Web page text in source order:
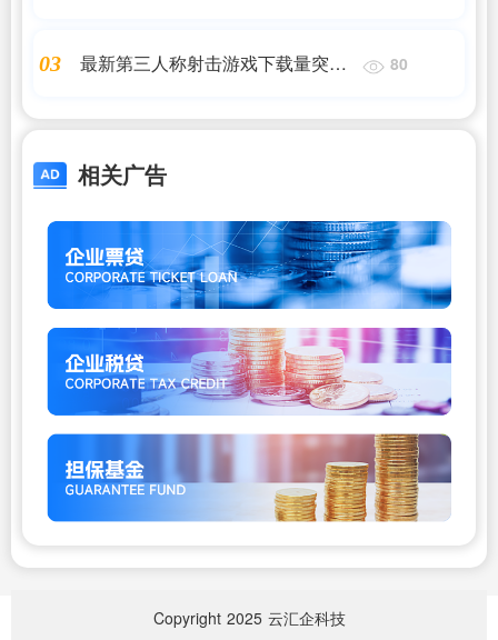
03
最新第三人称射击游戏下载量突破
80
相关广告
Copyright 2025 云汇企科技